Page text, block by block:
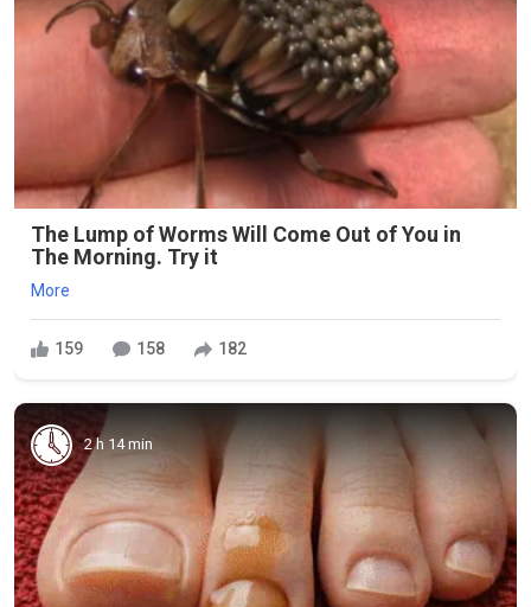
The Lump of Worms Will Come Out of You in
The Morning. Try it
More
159 158 182
2 h 14 min